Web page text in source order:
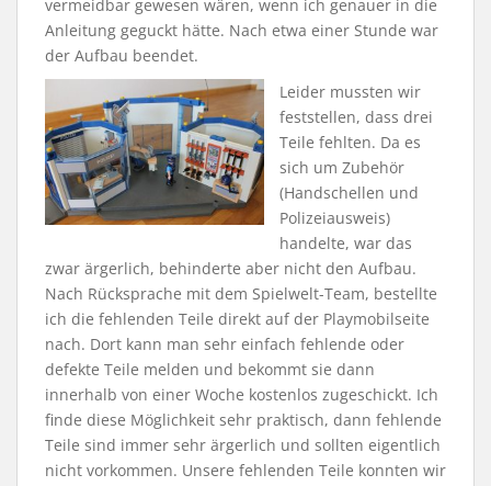
vermeidbar gewesen wären, wenn ich genauer in die
Anleitung geguckt hätte. Nach etwa einer Stunde war
der Aufbau beendet.
Leider mussten wir
feststellen, dass drei
Teile fehlten. Da es
sich um Zubehör
(Handschellen und
Polizeiausweis)
handelte, war das
zwar ärgerlich, behinderte aber nicht den Aufbau.
Nach Rücksprache mit dem Spielwelt-Team, bestellte
ich die fehlenden Teile direkt auf der Playmobilseite
nach. Dort kann man sehr einfach fehlende oder
defekte Teile melden und bekommt sie dann
innerhalb von einer Woche kostenlos zugeschickt. Ich
finde diese Möglichkeit sehr praktisch, dann fehlende
Teile sind immer sehr ärgerlich und sollten eigentlich
nicht vorkommen. Unsere fehlenden Teile konnten wir